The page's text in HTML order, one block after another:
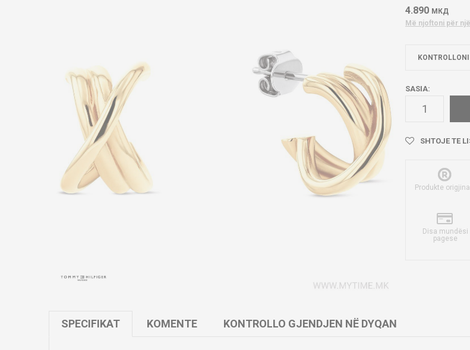
4.890 МКД
Më njoftoni për
SASIA:
SHTOJE TE
Produkte
Disa mundësi
pagese
SPECIFIKAT KOMENTE KONTROLLO GJENDJEN NË DYQAN